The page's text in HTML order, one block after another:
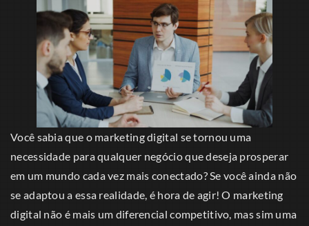
Você sabia que o marketing digital se tornou uma
necessidade para qualquer negócio que deseja prosperar
em um mundo cada vez mais conectado? Se você ainda não
se adaptou a essa realidade, é hora de agir! O marketing
digital não é mais um diferencial competitivo, mas sim uma